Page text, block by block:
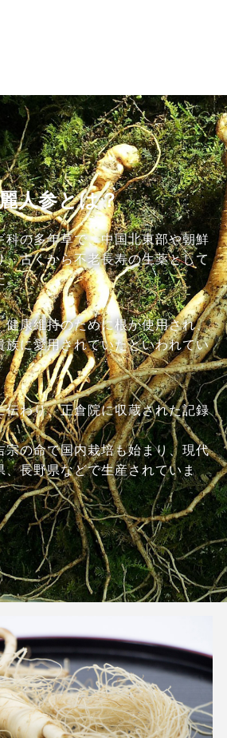
人参とは？
科の多年草で、中国北東部や朝鮮
、古くから不老長寿の生薬として
。
健康維持のために根が使用され、
族に愛用されていたといわれてい
伝わり、正倉院に収蔵された記録
宗の命で国内栽培も始まり、現代
、長野県などで生産されていま